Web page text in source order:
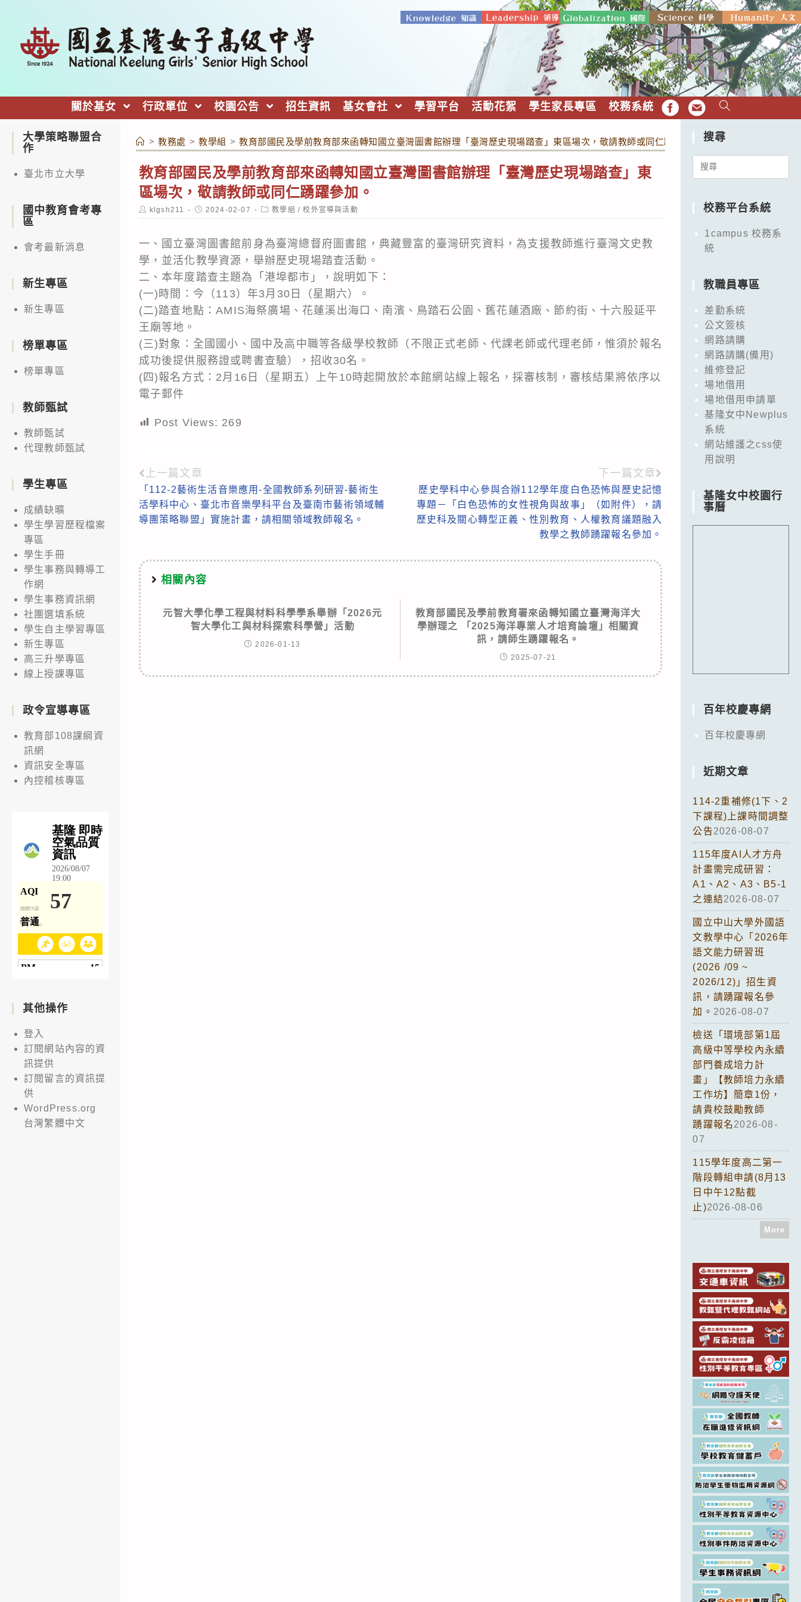
關於基女 行政單位 校園公告 招生資訊 基女會社 學習平台 活動花絮 學生家長專區 校務系統 FB EMAIL
> 教務處 > 教學組 > 教育部國民及學前教育部來函轉知國立臺灣圖書館辦理「臺灣歷史現場踏查」東區場次，敬請教師或同仁踴躍參加。
教育部國民及學前教育部來函轉知國立臺灣圖書館辦理「臺灣歷史現場踏查」東
區場次，敬請教師或同仁踴躍參加。
Post
author:
klgsh211
Post
published:
2024-02-07
Post
category:
教學組 / 校外宣導與活動
一、國立臺灣圖書館前身為臺灣總督府圖書館，典藏豐富的臺灣研究資料，為支援教師進行臺灣文史教
學，並活化教學資源，舉辦歷史現場踏查活動。
二、本年度踏查主題為「港埠都市」，說明如下：
(一)時間：今（113）年3月30日（星期六）。
(二)踏查地點：AMIS海祭廣場、花蓮溪出海口、南濱、鳥踏石公園、舊花蓮酒廠、節約街、十六股延平
王廟等地。
(三)對象：全國國小、國中及高中職等各級學校教師（不限正式老師、代課老師或代理老師，惟須於報名
成功後提供服務證或聘書查驗），招收30名。
(四)報名方式：2月16日（星期五）上午10時起開放於本館網站線上報名，採審核制，審核結果將依序以
電子郵件
Post Views: 269
Read
more
articles
上一篇文章
「112-2藝術生活音樂應用-全國教師系列研習-藝術生
活學科中心、臺北市音樂學科平台及臺南市藝術領域輔
導團策略聯盟」實施計畫，請相關領域教師報名。
下一篇文章
歷史學科中心參與合辦112學年度白色恐怖與歷史記憶
專題－「白色恐怖的女性視角與故事」（如附件），請
歷史科及關心轉型正義、性別教育、人權教育議題融入
教學之教師踴躍報名參加。
相關內容
元智大學化學工程與材料科學學系舉辦「2026元
智大學化工與材科探索科學營」活動
2026-01-13
教育部國民及學前教育署來函轉知國立臺灣海洋大
學辦理之 「2025海洋專業人才培育論壇」相關資
訊，請師生踴躍報名。
2025-07-21
大學策略聯盟合
作
臺北市立大學
國中教育會考專
區
會考最新消息
新生專區
新生專區
榜單專區
榜單專區
教師甄試
教師甄試
代理教師甄試
學生專區
成績缺曠
學生學習歷程檔案
專區
學生手冊
學生事務與轉導工
作網
學生事務資訊網
社團選填系統
學生自主學習專區
新生專區
高三升學專區
線上授課專區
政令宣導專區
教育部108課綱資
訊網
資訊安全專區
內控稽核專區
其他操作
登入
訂閱網站內容的資
訊提供
訂閱留言的資訊提
供
WordPress.org
台灣繁體中文
搜尋
Search
校務平台系統
1campus 校務系
統
教職員專區
差勤系統
公文簽核
網路請購
網路請購(備用)
維修登記
場地借用
場地借用申請單
基隆女中Newplus
系統
網站維護之css使
用說明
基隆女中校園行
事曆
百年校慶專網
百年校慶專網
近期文章
114-2重補修(1下、2
下課程)上課時間調整
公告2026-08-07
115年度AI人才方舟
計畫需完成研習：
A1、A2、A3、B5-1
之連結2026-08-07
國立中山大學外國語
文教學中心「2026年
語文能力研習班
(2026 /09 ~
2026/12)」招生資
訊，請踴躍報名參
加。 2026-08-07
檢送「環境部第1屆
高級中等學校內永續
部門養成培力計
畫」【教師培力永續
工作坊】簡章1份，
請貴校鼓勵教師
踴躍報名2026-08-
07
115學年度高二第一
階段轉組申請(8月13
日中午12點截
止)2026-08-06
More